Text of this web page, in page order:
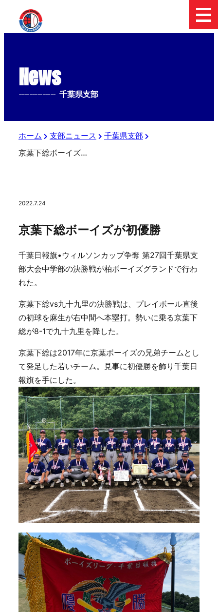
News
-------------- 千葉県支部
ホーム 支部ニュース
千葉県支部
京葉下総ボーイズが初優勝
2022.7.24
京葉下総ボーイズが初優勝
千葉日報旗•ウィルソンカップ争奪 第27回千葉県支
部大会中学部の決勝戦が柏ボーイズグランドで行わ
れた。
京葉下総vs九十九里の決勝戦は、プレイボール直後
の初球を麻生が右中間へ本塁打。勢いに乗る京葉下
総が8-1で九十九里を降した。
京葉下総は2017年に京葉ボーイズの兄弟チームとし
て発足した若いチーム。見事に初優勝を飾り千葉日
報旗を手にした。